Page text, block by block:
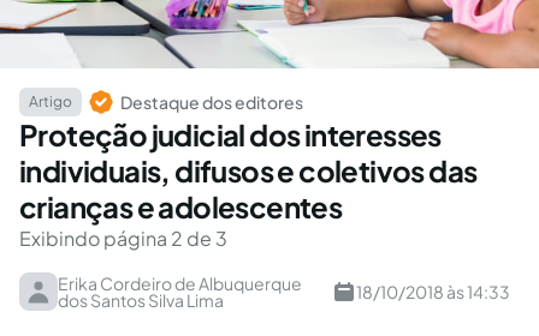
Artigo Destaque dos editores
Proteção judicial dos interesses
individuais, difusos e coletivos das
crianças e adolescentes
Exibindo página 2 de 3
Erika Cordeiro de Albuquerque
dos Santos Silva Lima 18/10/2018 às 14:33